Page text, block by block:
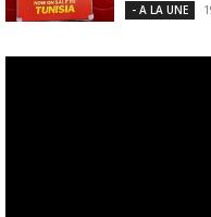
- A LA UNE